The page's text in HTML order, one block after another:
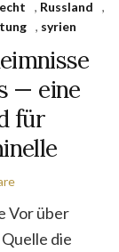
, Russland
,
, syrien
— eine
für
Vor über
die